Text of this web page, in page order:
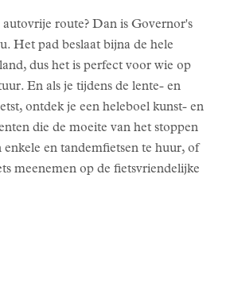
autovrije route? Dan is Governor's
Het pad beslaat bijna de hele
dus het is perfect voor wie op
En als je tijdens de lente- en
ontdek je een heleboel kunst- en
die de moeite van het stoppen
en tandemfietsen te huur, of
meenemen op de fietsvriendelijke